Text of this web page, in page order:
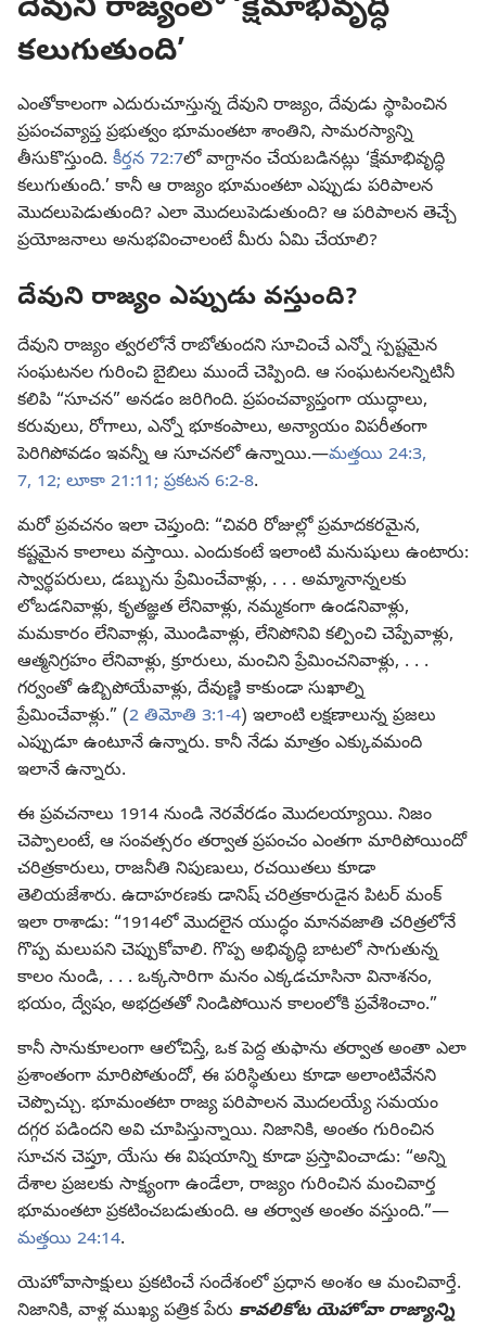
దేవుని రాజ్యంలో ‘క్షేమాభివృద్ధి
కలుగుతుంది’
ఎంతోకాలంగా ఎదురుచూస్తున్న దేవుని రాజ్యం, దేవుడు స్థాపించిన
ప్రపంచవ్యాప్త ప్రభుత్వం భూమంతటా శాంతిని, సామరస్యాన్ని
తీసుకొస్తుంది. కీర్తన 72:7లో వాగ్దానం చేయబడినట్లు ‘క్షేమాభివృద్ధి
కలుగుతుంది.’ కానీ ఆ రాజ్యం భూమంతటా ఎప్పుడు పరిపాలన
మొదలుపెడుతుంది? ఎలా మొదలుపెడుతుంది? ఆ పరిపాలన తెచ్చే
ప్రయోజనాలు అనుభవించాలంటే మీరు ఏమి చేయాలి?
దేవుని రాజ్యం ఎప్పుడు వస్తుంది?
దేవుని రాజ్యం త్వరలోనే రాబోతుందని సూచించే ఎన్నో స్పష్టమైన
సంఘటనల గురించి బైబిలు ముందే చెప్పింది. ఆ సంఘటనలన్నిటినీ
కలిపి “సూచన” అనడం జరిగింది. ప్రపంచవ్యాప్తంగా యుద్ధాలు,
కరువులు, రోగాలు, ఎన్నో భూకంపాలు, అన్యాయం విపరీతంగా
పెరిగిపోవడం ఇవన్నీ ఆ సూచనలో ఉన్నాయి.—మత్తయి 24:3,
7, 12; లూకా 21:11; ప్రకటన 6:2-8.
మరో ప్రవచనం ఇలా చెప్తుంది: “చివరి రోజుల్లో ప్రమాదకరమైన,
కష్టమైన కాలాలు వస్తాయి. ఎందుకంటే ఇలాంటి మనుషులు ఉంటారు:
స్వార్థపరులు, డబ్బును ప్రేమించేవాళ్లు, . . . అమ్మానాన్నలకు
లోబడనివాళ్లు, కృతజ్ఞత లేనివాళ్లు, నమ్మకంగా ఉండనివాళ్లు,
మమకారం లేనివాళ్లు, మొండివాళ్లు, లేనిపోనివి కల్పించి చెప్పేవాళ్లు,
ఆత్మనిగ్రహం లేనివాళ్లు, క్రూరులు, మంచిని ప్రేమించనివాళ్లు, . . .
గర్వంతో ఉబ్బిపోయేవాళ్లు, దేవుణ్ణి కాకుండా సుఖాల్ని
ప్రేమించేవాళ్లు.” (2 తిమోతి 3:1-4) ఇలాంటి లక్షణాలున్న ప్రజలు
ఎప్పుడూ ఉంటూనే ఉన్నారు. కానీ నేడు మాత్రం ఎక్కువమంది
ఇలానే ఉన్నారు.
ఈ ప్రవచనాలు 1914 నుండి నెరవేరడం మొదలయ్యాయి. నిజం
చెప్పాలంటే, ఆ సంవత్సరం తర్వాత ప్రపంచం ఎంతగా మారిపోయిందో
చరిత్రకారులు, రాజనీతి నిపుణులు, రచయితలు కూడా
తెలియజేశారు. ఉదాహరణకు డానిష్‌ చరిత్రకారుడైన పిటర్‌ మంక్‌
ఇలా రాశాడు: “1914లో మొదలైన యుద్ధం మానవజాతి చరిత్రలోనే
గొప్ప మలుపని చెప్పుకోవాలి. గొప్ప అభివృద్ధి బాటలో సాగుతున్న
కాలం నుండి, . . . ఒక్కసారిగా మనం ఎక్కడచూసినా వినాశనం,
భయం, ద్వేషం, అభద్రతతో నిండిపోయిన కాలంలోకి ప్రవేశించాం.”
కానీ సానుకూలంగా ఆలోచిస్తే, ఒక పెద్ద తుఫాను తర్వాత అంతా ఎలా
ప్రశాంతంగా మారిపోతుందో, ఈ పరిస్థితులు కూడా అలాంటివేనని
చెప్పొచ్చు. భూమంతటా రాజ్య పరిపాలన మొదలయ్యే సమయం
దగ్గర పడిందని అవి చూపిస్తున్నాయి. నిజానికి, అంతం గురించిన
సూచన చెప్తూ, యేసు ఈ విషయాన్ని కూడా ప్రస్తావించాడు: “అన్ని
దేశాల ప్రజలకు సాక్ష్యంగా ఉండేలా, రాజ్యం గురించిన మంచివార్త
భూమంతటా ప్రకటించబడుతుంది. ఆ తర్వాత అంతం వస్తుంది.”—
మత్తయి 24:14.
యెహోవాసాక్షులు ప్రకటించే సందేశంలో ప్రధాన అంశం ఆ మంచివార్తే.
నిజానికి, వాళ్ల ముఖ్య పత్రిక పేరు కావలికోట యెహోవా రాజ్యాన్ని